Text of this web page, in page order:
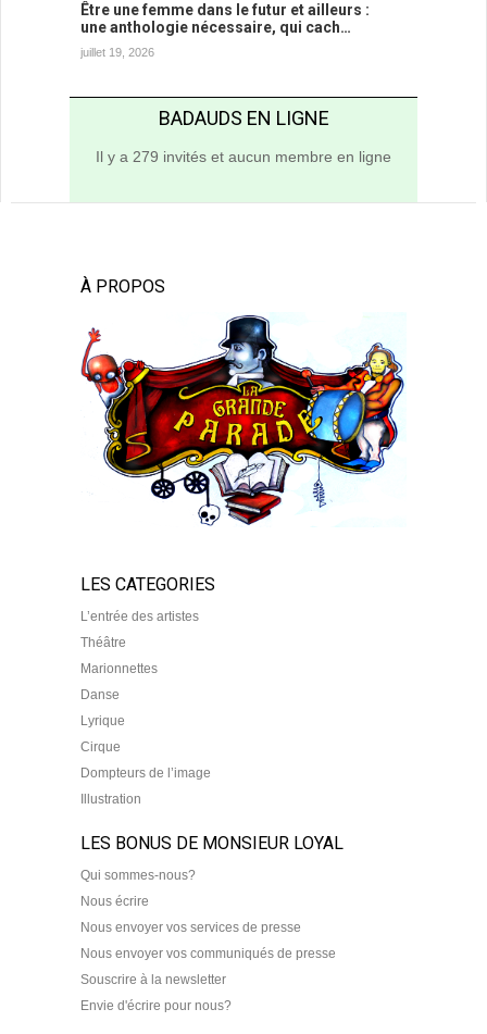
Être une femme dans le futur et ailleurs :
une anthologie nécessaire, qui cach…
juillet 19, 2026
BADAUDS EN LIGNE
Il y a 279 invités et aucun membre en ligne
À PROPOS
LES CATEGORIES
L’entrée des artistes
Théâtre
Marionnettes
Danse
Lyrique
Cirque
Dompteurs de l’image
Illustration
LES BONUS DE MONSIEUR LOYAL
Qui sommes-nous?
Nous écrire
Nous envoyer vos services de presse
Nous envoyer vos communiqués de presse
Souscrire à la newsletter
Envie d'écrire pour nous?